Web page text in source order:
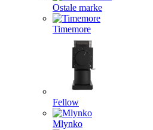
Ostale marke
Timemore
Fellow
Mlynko